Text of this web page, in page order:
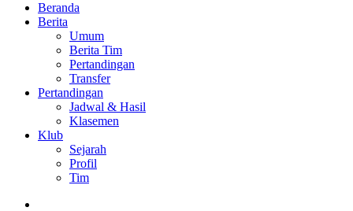
Beranda
Berita
Umum
Berita Tim
Pertandingan
Transfer
Pertandingan
Jadwal & Hasil
Klasemen
Klub
Sejarah
Profil
Tim